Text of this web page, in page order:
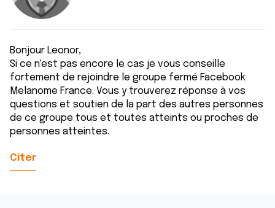
Bonjour Leonor,
Si ce n'est pas encore le cas je vous conseille
fortement de rejoindre le groupe fermé Facebook
Melanome France. Vous y trouverez réponse à vos
questions et soutien de la part des autres personnes
de ce groupe tous et toutes atteints ou proches de
personnes atteintes.
Citer